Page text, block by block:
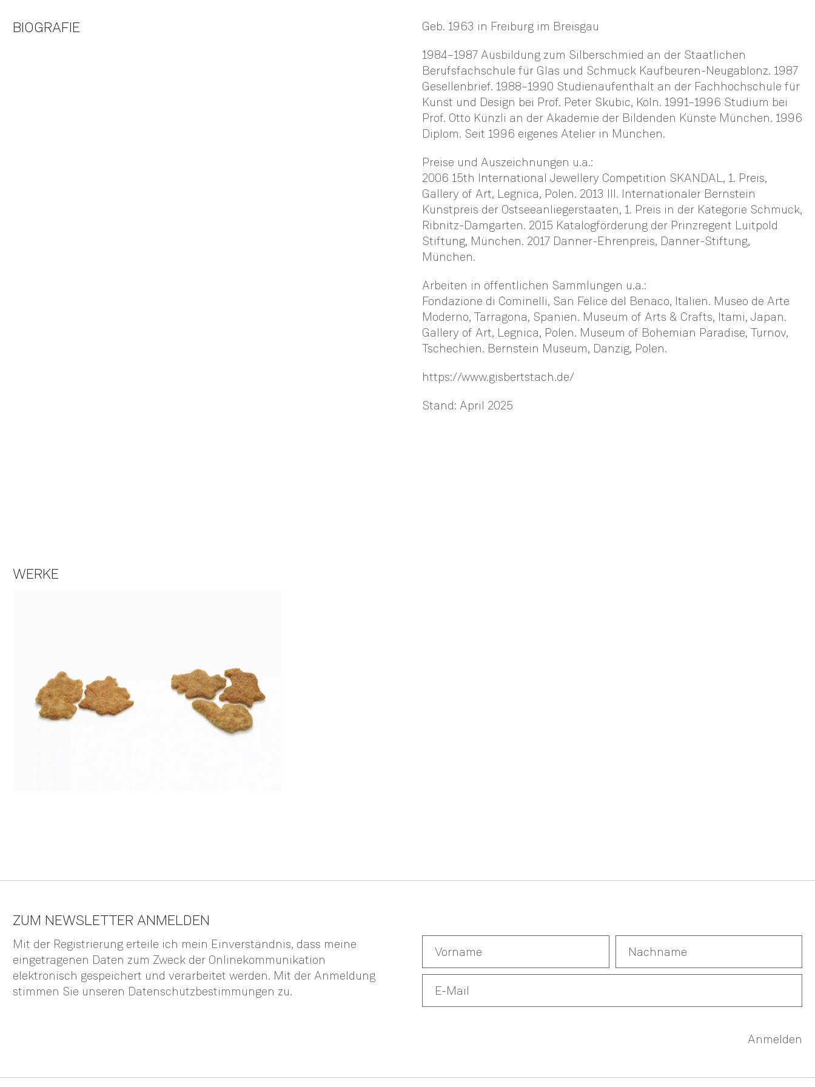
BIOGRAFIE
Geb. 1963 in Freiburg im Breisgau
1984–1987 Ausbildung zum Silberschmied an der Staatlichen
Berufsfachschule für Glas und Schmuck Kaufbeuren-Neugablonz. 1987
Gesellenbrief. 1988–1990 Studienaufenthalt an der Fachhochschule für
Kunst und Design bei Prof. Peter Skubic, Köln. 1991–1996 Studium bei
Prof. Otto Künzli an der Akademie der Bildenden Künste München. 1996
Diplom. Seit 1996 eigenes Atelier in München.
Preise und Auszeichnungen u.a.:
2006 15th International Jewellery Competition SKANDAL, 1. Preis,
Gallery of Art, Legnica, Polen. 2013 III. Internationaler Bernstein
Kunstpreis der Ostseeanliegerstaaten, 1. Preis in der Kategorie Schmuck,
Ribnitz-Damgarten. 2015 Katalogförderung der Prinzregent Luitpold
Stiftung, München. 2017 Danner-Ehrenpreis, Danner-Stiftung,
München.
Arbeiten in öffentlichen Sammlungen u.a.:
Fondazione di Cominelli, San Felice del Benaco, Italien. Museo de Arte
Moderno, Tarragona, Spanien. Museum of Arts & Crafts, Itami, Japan.
Gallery of Art, Legnica, Polen. Museum of Bohemian Paradise, Turnov,
Tschechien. Bernstein Museum, Danzig, Polen.
https://www.gisbertstach.de/
Stand: April 2025
WERKE
ZUM NEWSLETTER ANMELDEN
Mit der Registrierung erteile ich mein Einverständnis, dass meine
eingetragenen Daten zum Zweck der Onlinekommunikation
elektronisch gespeichert und verarbeitet werden. Mit der Anmeldung
stimmen Sie unseren Datenschutzbestimmungen zu.
Anmelden